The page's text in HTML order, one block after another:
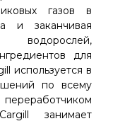
газов в
и заканчивая
для
используется в
по всему
занимает